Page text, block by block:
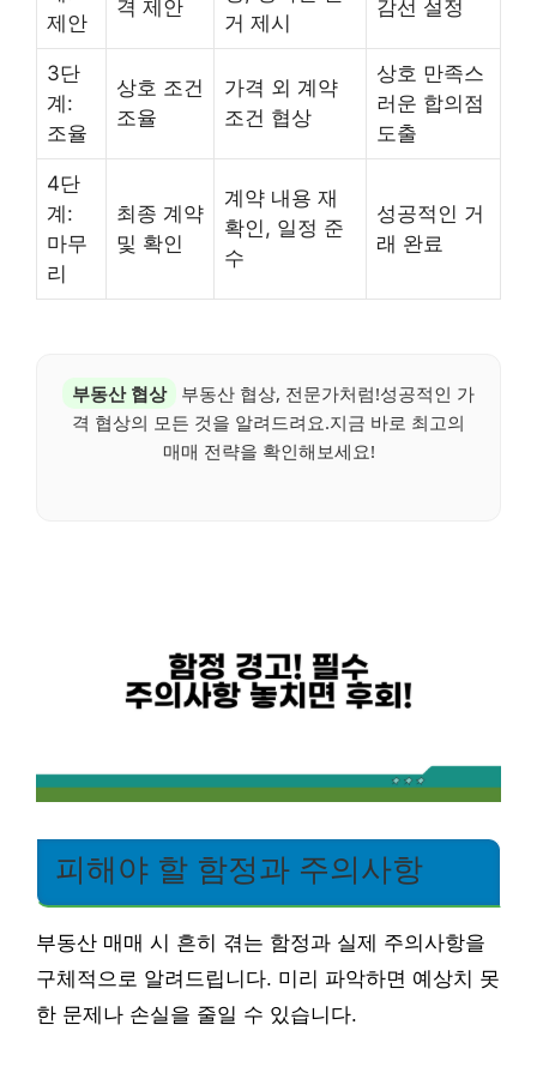
제안
격 제안
거 제시
감선 설정
3단
계:
조율
상호 조건
조율
가격 외 계약
조건 협상
상호 만족스
러운 합의점
도출
4단
계:
마무
리
최종 계약
및 확인
계약 내용 재
확인, 일정 준
수
성공적인 거
래 완료
부동산 협상
부동산 협상, 전문가처럼!성공적인 가
격 협상의 모든 것을 알려드려요.지금 바로 최고의
매매 전략을 확인해보세요!
피해야 할 함정과 주의사항
부동산 매매 시 흔히 겪는 함정과 실제 주의사항을
구체적으로 알려드립니다. 미리 파악하면 예상치 못
한 문제나 손실을 줄일 수 있습니다.